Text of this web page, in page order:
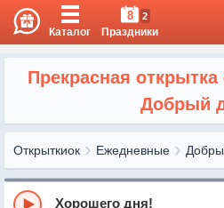
Каталог
8 2
Праздники
Прекрасная
Добрый
Открыткиок Ежедневные
Хорошего дня!